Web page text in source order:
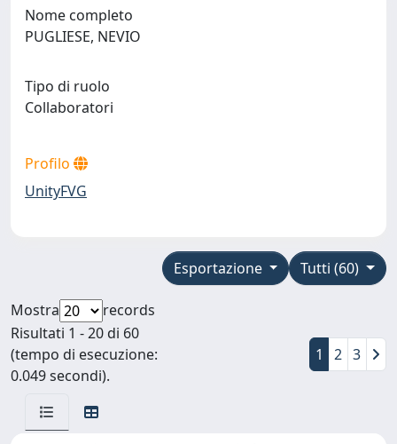
Nome completo
PUGLIESE, NEVIO
Tipo di ruolo
Collaboratori
Profilo
UnityFVG
Tutti (60)
Esportazione
Mostra
records
Risultati 1 - 20 di 60
(tempo di esecuzione:
0.049 secondi).
1 2 3